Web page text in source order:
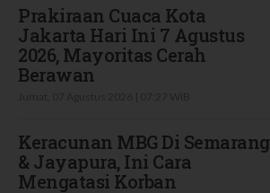
Prakiraan Cuaca Kota
Jakarta Hari Ini 7 Agustus
2026, Mayoritas Cerah
Berawan
Keracunan MBG Di Semarang
& Jayapura, Ini Cara
Mengatasi Korban